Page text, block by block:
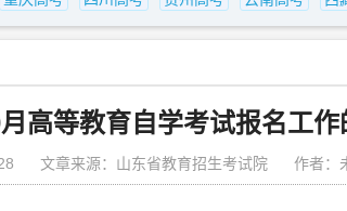
高等教育自学考试报名工作
文章来源：山东省教育招生考试院 作者：